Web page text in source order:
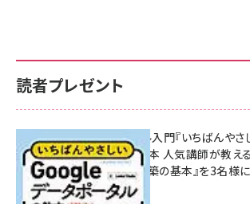
読者プレゼント
無料BIツール入門『いちばんや
ポータルの教本 人気講師が教え
シュボード構築の基本』を3名様
7月31日 10:00